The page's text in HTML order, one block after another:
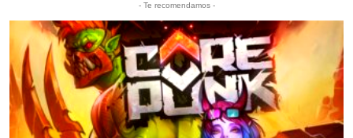
- Te recomendamos -